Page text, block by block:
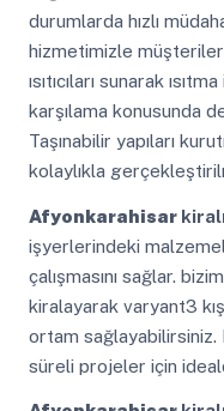
durumlarda hızlı
hizmetimizle
ısıtıcıları sunarak
karşılama konusunda
Taşınabilir yapıları
kolaylıkla
Afyonkarahisar
işyerlerindeki
çalışmasını sağlar.
kiralayarak varyant3
ortam sağlayabilirsiniz.
süreli projeler için